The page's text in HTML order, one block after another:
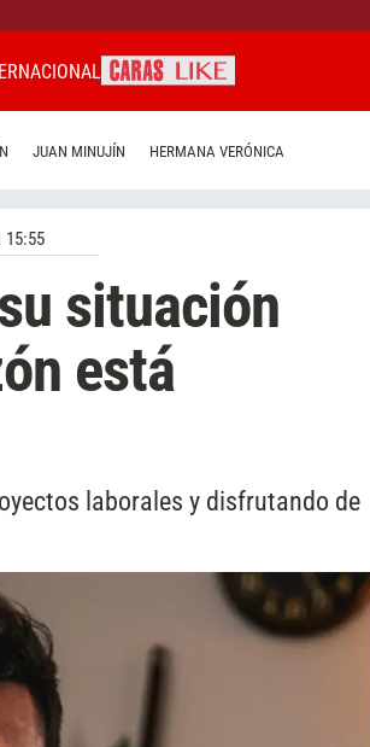
JUAN MINUJÍN HERMANA VERÓNICA
15:55
situación
está
laborales y disfrutando de